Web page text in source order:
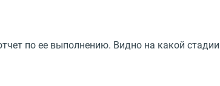
по ее выполнению. Видно на какой